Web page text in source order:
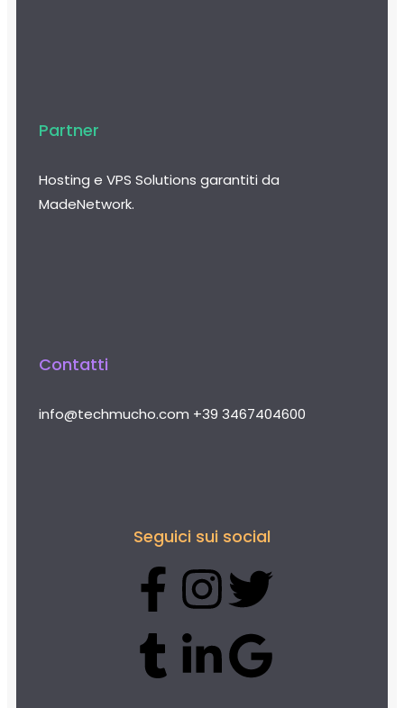
Partner
Hosting e VPS Solutions garantiti da
MadeNetwork.
Contatti
info@techmucho.com +39 3467404600
Seguici sui social